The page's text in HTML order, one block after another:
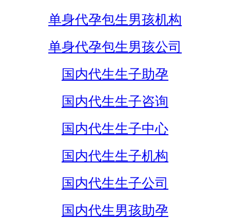
单身代孕包生男孩机构
单身代孕包生男孩公司
国内代生生子助孕
国内代生生子咨询
国内代生生子中心
国内代生生子机构
国内代生生子公司
国内代生男孩助孕